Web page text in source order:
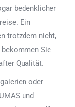
bedenklicher
Ein
trotzdem nicht,
Sie
Qualität.
oder
und